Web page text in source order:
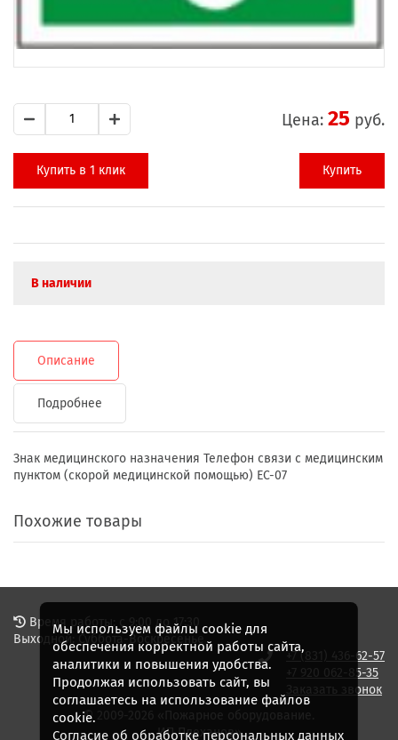
Цена: 25 руб.
Купить в 1 клик Купить
В наличии
Описание
Подробнее
Знак медицинского назначения Телефон связи с медицинским
пунктом (скорой медицинской помощью) ЕС-07
Похожие товары
© 2009-2026 «Пожарное оборудование.
ИП Плеханов»
Время работы: с 9:00 до 17:30
Выходной: Суббота-Воскресенье
+7 (831) 436-62-57
+7 920 062-85-35
Заказать звонок
Мы используем файлы cookie для
обеспечения корректной работы сайта,
аналитики и повышения удобства.
Продолжая использовать сайт, вы
соглашаетесь на использование файлов
cookie.
Согласие об обработке персональных данных